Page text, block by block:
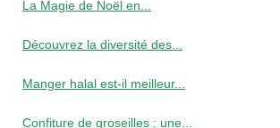
La Magie de Noël en...
Découvrez la diversité des...
Manger halal est-il meilleur...
Confiture de groseilles : une...